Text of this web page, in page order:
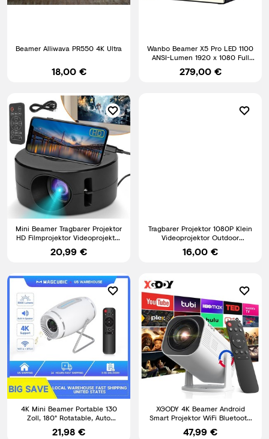
Beamer Alliwava PR550 4K Ultra
18,00 €
Wanbo Beamer X5 Pro LED 1100
ANSI-Lumen 1920 x 1080 Full
HD Full HD, Smart
279,00 €
Mini Beamer Tragbarer Projektor
HD Filmprojektor Videoprojektor
mit Lautsprecher
20,99 €
Tragbarer Projektor 1080P Klein
Videoprojektor Outdoor
Filmprojektor *gebraucht*
16,00 €
4K Mini Beamer Portable 130
Zoll, 180° Rotatable, Auto
Keystone Projektor
21,98 €
XGODY 4K Beamer Android
Smart Projektor WiFi Bluetooth
Heimkino Mini Tragbar
47,99 €